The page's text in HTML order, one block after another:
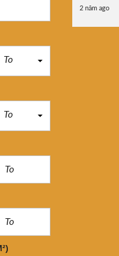
To
To
2 năm ago